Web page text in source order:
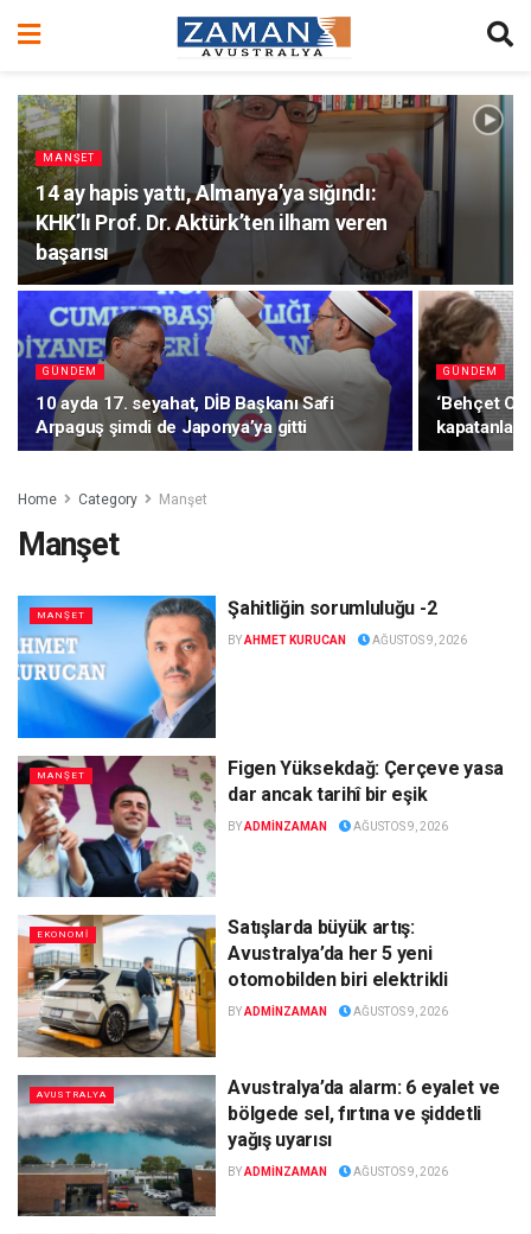
MANŞET
14 ay hapis yattı, Almanya’ya sığındı:
KHK’lı Prof. Dr. Aktürk’ten ilham veren
başarısı
GÜNDEM
10 ayda 17. seyahat, DİB Başkanı Safi
Arpaguş şimdi de Japonya’ya gitti
GÜNDEM
‘Behçet
kapatanlar
Home Category Manşet
Manşet
MANŞET Şahitliğin sorumluluğu -2
BYAHMET KURUCAN AĞUSTOS 9, 2026
MANŞET
Figen Yüksekdağ: Çerçeve yasa
dar ancak tarihî bir eşik
BYADMINZAMAN AĞUSTOS 9, 2026
EKONOMİ
Satışlarda büyük artış:
Avustralya’da her 5 yeni
otomobilden biri elektrikli
BYADMINZAMAN AĞUSTOS 9, 2026
AVUSTRALYA
Avustralya’da alarm: 6 eyalet ve
bölgede sel, fırtına ve şiddetli
yağış uyarısı
BYADMINZAMAN AĞUSTOS 9, 2026